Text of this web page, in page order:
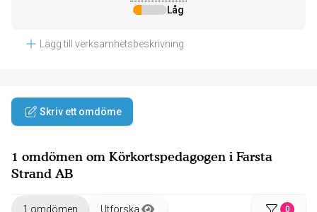
Låg
Lägg till verksamhetsbeskrivning
Skriv ett omdöme
1 omdömen om Körkortspedagogen i Farsta
Strand AB
1 omdömen Utforska 0